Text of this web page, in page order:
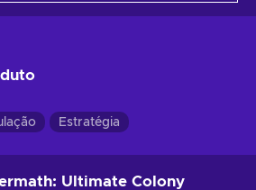
Estratégia
Ultimate Colony